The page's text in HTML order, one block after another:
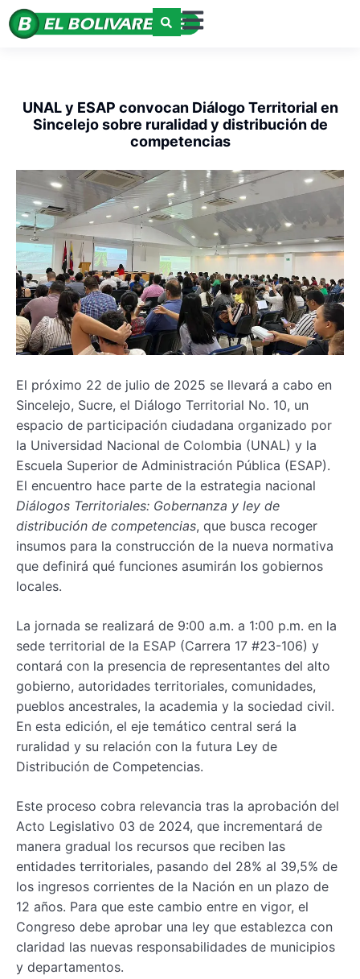
UNAL y ESAP convocan Diálogo Territorial en
Sincelejo sobre ruralidad y distribución de
competencias
El próximo 22 de julio de 2025 se llevará a cabo en
Sincelejo, Sucre, el Diálogo Territorial No. 10, un
espacio de participación ciudadana organizado por
la Universidad Nacional de Colombia (UNAL) y la
Escuela Superior de Administración Pública (ESAP).
El encuentro hace parte de la estrategia nacional
Diálogos Territoriales: Gobernanza y ley de
distribución de competencias, que busca recoger
insumos para la construcción de la nueva normativa
que definirá qué funciones asumirán los gobiernos
locales.
La jornada se realizará de 9:00 a.m. a 1:00 p.m. en la
sede territorial de la ESAP (Carrera 17 #23-106) y
contará con la presencia de representantes del alto
gobierno, autoridades territoriales, comunidades,
pueblos ancestrales, la academia y la sociedad civil.
En esta edición, el eje temático central será la
ruralidad y su relación con la futura Ley de
Distribución de Competencias.
Este proceso cobra relevancia tras la aprobación del
Acto Legislativo 03 de 2024, que incrementará de
manera gradual los recursos que reciben las
entidades territoriales, pasando del 28% al 39,5% de
los ingresos corrientes de la Nación en un plazo de
12 años. Para que este cambio entre en vigor, el
Congreso debe aprobar una ley que establezca con
claridad las nuevas responsabilidades de municipios
y departamentos.